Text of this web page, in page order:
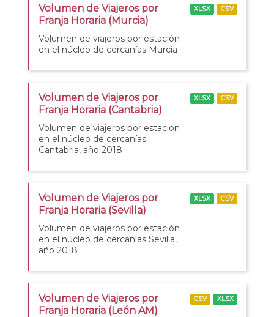
Volumen de Viajeros por
Franja Horaria (Murcia)
Volumen de viajeros por estación
en el núcleo de cercanías Murcia
XLSX CSV
Volumen de Viajeros por
Franja Horaria (Cantabria)
Volumen de viajeros por estación
en el núcleo de cercanías
Cantabria, año 2018
XLSX CSV
Volumen de Viajeros por
Franja Horaria (Sevilla)
Volumen de viajeros por estación
en el núcleo de cercanías Sevilla,
año 2018
XLSX CSV
Volumen de Viajeros por
Franja Horaria (León AM)
CSV XLSX